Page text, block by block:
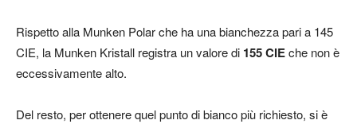
Rispetto alla Munken Polar che ha una bianchezza pari a 145
CIE, la Munken Kristall registra un valore di 155 CIEche non è
eccessivamente alto.
Del resto, per ottenere quel punto di bianco più richiesto, si è